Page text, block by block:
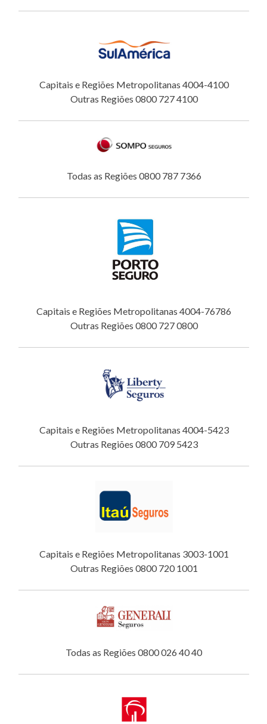
Capitais e Regiões Metropolitanas 4004-4100
Outras Regiões 0800 727 4100
Todas as Regiões 0800 787 7366
Capitais e Regiões Metropolitanas 4004-76786
Outras Regiões 0800 727 0800
Capitais e Regiões Metropolitanas 4004-5423
Outras Regiões 0800 709 5423
Capitais e Regiões Metropolitanas 3003-1001
Outras Regiões 0800 720 1001
Todas as Regiões 0800 026 40 40